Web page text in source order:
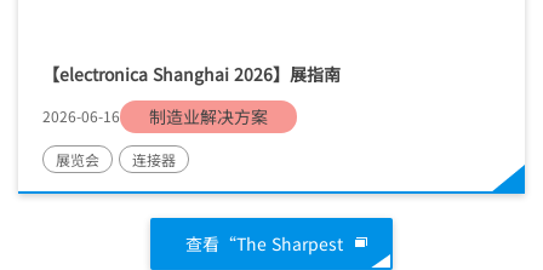
【electronica Shanghai 2026】展指南
2026-06-16 制造业解决方案
展览会 连接器
查看“The Sharpest